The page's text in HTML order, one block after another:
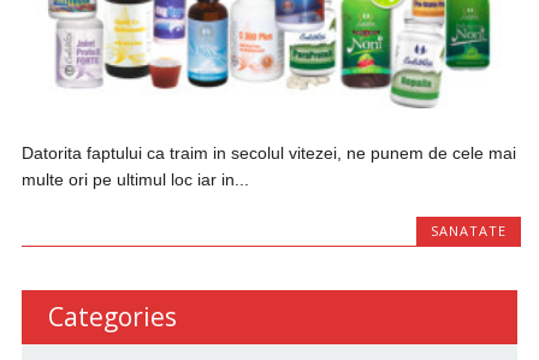
Datorita faptului ca traim in secolul vitezei, ne punem de cele mai
multe ori pe ultimul loc iar in...
SANATATE
Categories